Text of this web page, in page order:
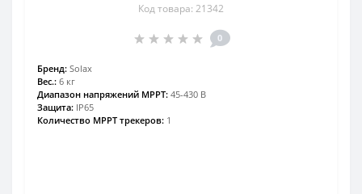
Код товара: 21342
0
Бренд: Solax
Вес.: 6 кг
Диапазон напряжений MPPT: 45-430 В
Защита: IP65
Количество MPPT трекеров: 1